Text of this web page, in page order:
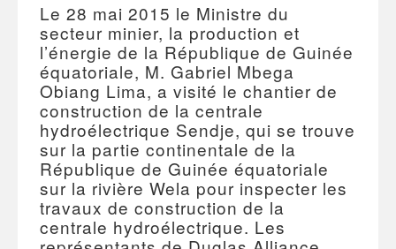
Le 28 mai 2015 le Ministre du
secteur minier, la production et
l’énergie de la République de Guinée
équatoriale, M. Gabriel Mbega
Obiang Lima, a visité le chantier de
construction de la centrale
hydroélectrique Sendje, qui se trouve
sur la partie continentale de la
République de Guinée équatoriale
sur la rivière Wela pour inspecter les
travaux de construction de la
centrale hydroélectrique. Les